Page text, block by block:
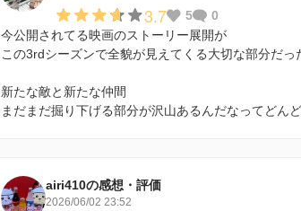
3.7 5
0
今公開されてる映画のストーリー展開が
この3rdシーズンで全貌が見えてくる大切な部分だっ
新たな敵と新たな仲間
まだまだ掘り下げる部分が沢山あるんだなってどん
airi410の感想・評価
2026/06/02 23:52